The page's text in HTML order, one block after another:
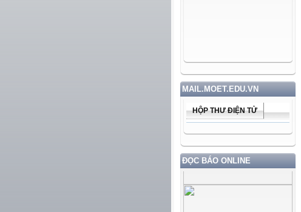
MAIL.MOET.EDU.VN
HỘP THƯ ĐIỆN TỬ
ĐỌC BÁO ONLINE